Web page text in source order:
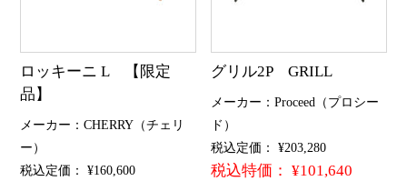
ロッキーニ L 【限定
品】
メーカー：CHERRY（チェリ
ー）
税込定価： ¥160,600
グリル2P GRILL
メーカー：Proceed（プロシー
ド）
税込定価： ¥203,280
税込特価： ¥101,640